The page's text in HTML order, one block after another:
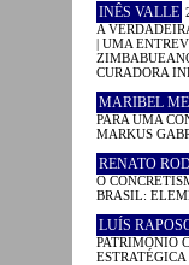
INÊS VALLE
A
| UMA
CURADORA
MARIBEL
PARA UMA
MARKUS
RENATO
O
BRASIL:
LUÍS
PATRIMÓNIO
ESTRATÉGICA